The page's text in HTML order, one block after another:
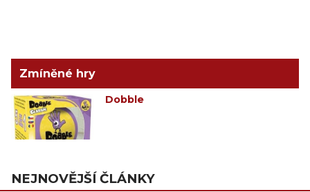
Zmíněné hry
Dobble
NEJNOVĚJŠÍ ČLÁNKY